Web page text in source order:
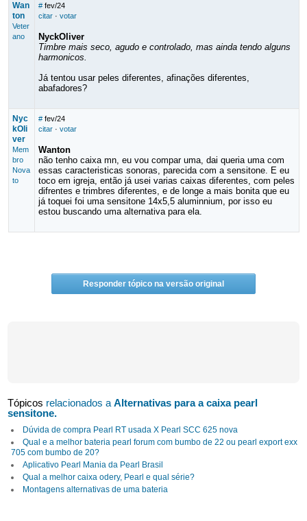
Wan
ton
Veter
ano
# fev/24
citar· votar
NyckOliver
Timbre mais seco, agudo e controlado, mas ainda tendo alguns
harmonicos.
Já tentou usar peles diferentes, afinações diferentes,
abafadores?
Nyc
kOli
ver
Mem
bro
Nova
to
# fev/24
citar· votar
Wanton
não tenho caixa mn, eu vou compar uma, dai queria uma com
essas caracteristicas sonoras, parecida com a sensitone. E eu
toco em igreja, então já usei varias caixas diferentes, com peles
difrentes e trimbres diferentes, e de longe a mais bonita que eu
já toquei foi uma sensitone 14x5,5 aluminnium, por isso eu
estou buscando uma alternativa para ela.
Responder tópico na versão original
Tópicos relacionados aAlternativas para a caixa pearl
sensitone.
Dúvida de compra Pearl RT usada X Pearl SCC 625 nova
Qual e a melhor bateria pearl forum com bumbo de 22 ou pearl export exx
705 com bumbo de 20?
Aplicativo Pearl Mania da Pearl Brasil
Qual a melhor caixa odery, Pearl e qual série?
Montagens alternativas de uma bateria